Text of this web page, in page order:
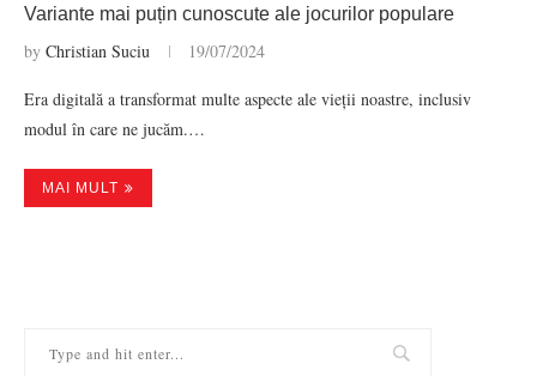
Variante mai puțin cunoscute ale jocurilor populare
by Christian Suciu 19/07/2024
Era digitală a transformat multe aspecte ale vieții noastre, inclusiv
modul în care ne jucăm.…
MAI MULT